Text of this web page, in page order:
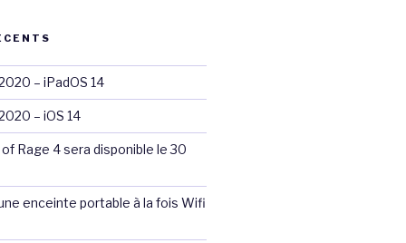
– iPadOS 14
– iOS 14
Rage 4 sera disponible le 30
enceinte portable à la fois Wifi